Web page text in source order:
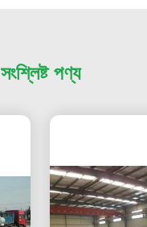
সংশ্লিষ্ট পণ্য